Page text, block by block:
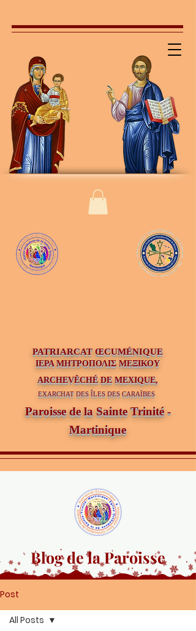
PATRIARCAT ŒCUMÉNIQUE
ΙΕΡΑ ΜΗΤΡΟΠΟΛΙΣ ΜΕΞΙΚΟΥ
ARCHEVÊCHÉ DE MEXIQUE,
EXARCHAT DES ÎLES DES CARAÏBES
Paroisse de la Sainte Trinité -
Martinique
Blog de la Paroisse
Post
All Posts